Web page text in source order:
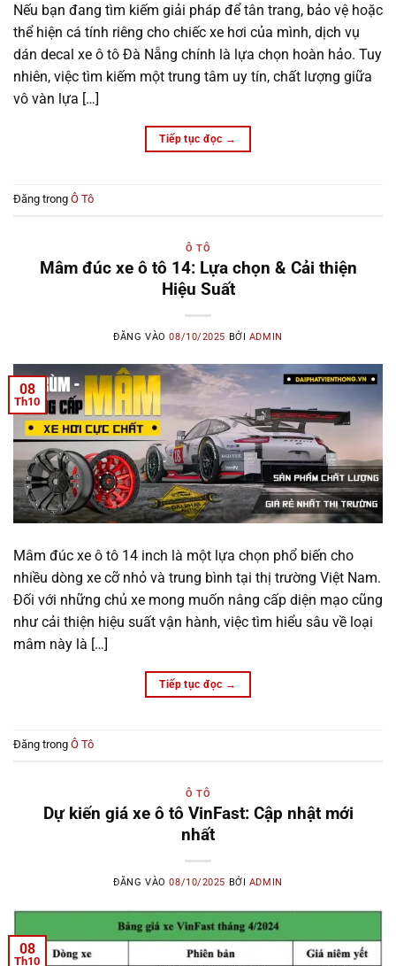
Nếu bạn đang tìm kiếm giải pháp để tân trang, bảo vệ hoặc
thể hiện cá tính riêng cho chiếc xe hơi của mình, dịch vụ
dán decal xe ô tô Đà Nẵng chính là lựa chọn hoàn hảo. Tuy
nhiên, việc tìm kiếm một trung tâm uy tín, chất lượng giữa
vô vàn lựa […]
Tiếp tục đọc →
Đăng trong Ô Tô
Ô TÔ
Mâm đúc xe ô tô 14: Lựa chọn & Cải thiện
Hiệu Suất
ĐĂNG VÀO08/10/2025 BỞI ADMIN
08
Th10
Mâm đúc xe ô tô 14 inch là một lựa chọn phổ biến cho
nhiều dòng xe cỡ nhỏ và trung bình tại thị trường Việt Nam.
Đối với những chủ xe mong muốn nâng cấp diện mạo cũng
như cải thiện hiệu suất vận hành, việc tìm hiểu sâu về loại
mâm này là […]
Tiếp tục đọc →
Đăng trong Ô Tô
Ô TÔ
Dự kiến giá xe ô tô VinFast: Cập nhật mới
nhất
ĐĂNG VÀO08/10/2025 BỞI ADMIN
08
Th10